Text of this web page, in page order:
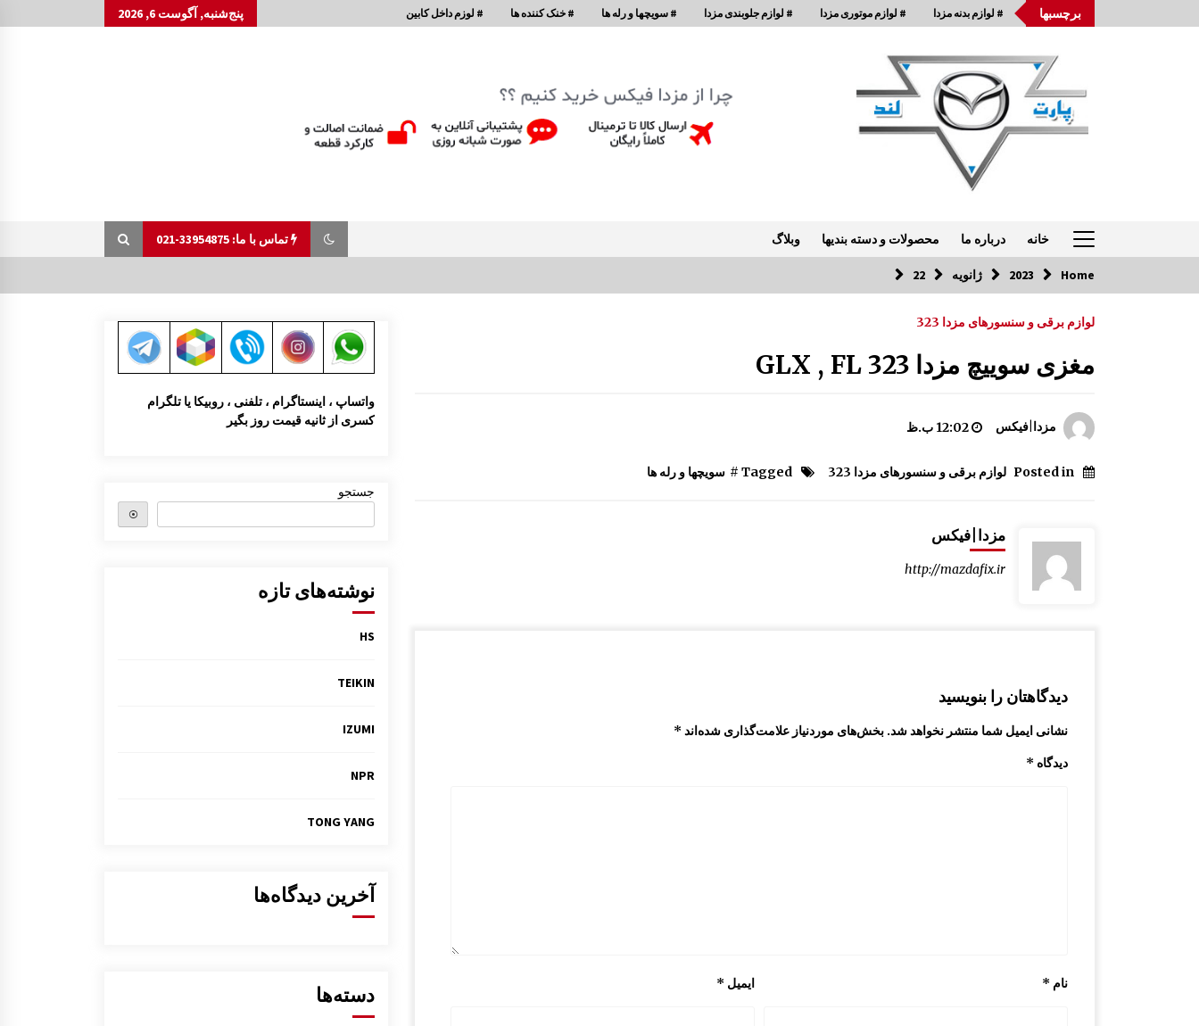
to
برچسبها # لوازم بدنه مزدا # لوازم موتوری مزدا # لوازم جلوبندی مزدا # سویچها و رله ها # خنک کننده ها # لوزم داخل کابین پنج‌شنبه, آگوست 6, 2026
خانه درباره ما محصولات و دسته بندیها وبلاگ تماس با ما: 33954875-021
تماس با ما: 33954875-021
12:49 ب.ظ
قیچی برف پاکن مزدا 323 GLX , FL
9:37 ق.ظ
قفل درب موتور 323 GLX , FL قالپاق مزدا 323 GLX , FL
قاب باطری مزدا 323 GLX , FL
نمدی درب موتور مزدا 323 GLX , FL
8:05 ق.ظ
Home
2023 ژانویه 22
لوازم برقی و سنسورهای مزدا 323
مغزی سوییچ مزدا 323 GLX , FL
مزدا|فیکس
Posted in لوازم برقی و سنسورهای مزدا 323 Tagged # سویچها و رله ها
مزدا|فیکس
http://mazdafix.ir
دیدگاهتان را بنویسید
نشانی ایمیل شما منتشر نخواهد شد. بخش‌های موردنیاز علامت‌گذاری شده‌اند *
دیدگاه *
نام * ایمیل *
واتساپ ، اینستاگرام ، تلفنی ، روبیکا یا تلگرام
کسری از ثانیه قیمت روز بگیر
جستجو
⦿
نوشته‌های تازه
HS
TEIKIN
IZUMI
NPR
TONG YANG
آخرین دیدگاه‌ها
دسته‌ها